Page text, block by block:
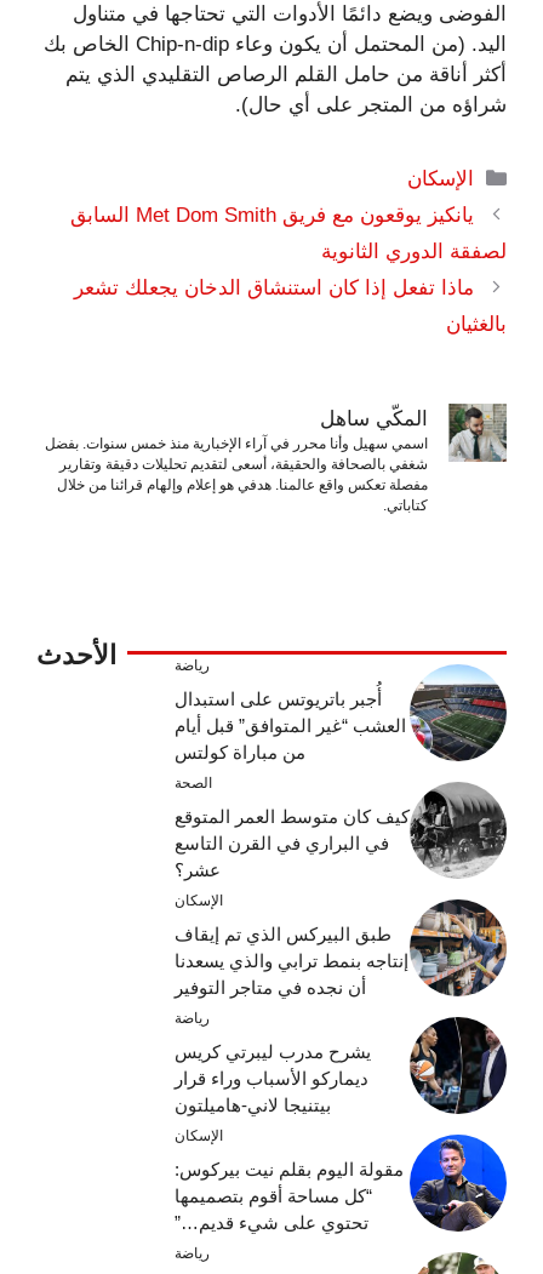
الفوضى ويضع دائمًا الأدوات التي تحتاجها في متناول
اليد. (من المحتمل أن يكون وعاء Chip-n-dip الخاص بك
أكثر أناقة من حامل القلم الرصاص التقليدي الذي يتم
شراؤه من المتجر على أي حال).
التصنيفات
الإسكان
يانكيز يوقعون مع فريق Met Dom Smith السابق
لصفقة الدوري الثانوية
ماذا تفعل إذا كان استنشاق الدخان يجعلك تشعر
بالغثيان
المكّي ساهل
اسمي سهيل وأنا محرر في آراء الإخبارية منذ خمس سنوات. بفضل
شغفي بالصحافة والحقيقة، أسعى لتقديم تحليلات دقيقة وتقارير
مفصلة تعكس واقع عالمنا. هدفي هو إعلام وإلهام قرائنا من خلال
كتاباتي.
الأحدث رياضة
أُجبر باتريوتس على استبدال
العشب “غير المتوافق” قبل أيام
من مباراة كولتس
الصحة
كيف كان متوسط ​​العمر المتوقع
في البراري في القرن التاسع
عشر؟
الإسكان
طبق البيركس الذي تم إيقاف
إنتاجه بنمط ترابي والذي يسعدنا
أن نجده في متاجر التوفير
رياضة
يشرح مدرب ليبرتي كريس
ديماركو الأسباب وراء قرار
بيتنيجا لاني-هاميلتون
الإسكان
مقولة اليوم بقلم نيت بيركوس:
“كل مساحة أقوم بتصميمها
تحتوي على شيء قديم…”
رياضة